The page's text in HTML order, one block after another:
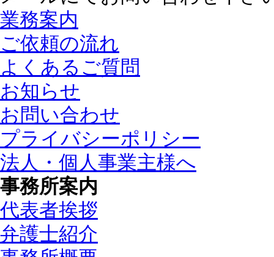
業務案内
ご依頼の流れ
よくあるご質問
お知らせ
お問い合わせ
プライバシーポリシー
法人・個人事業主様へ
事務所案内
代表者挨拶
弁護士紹介